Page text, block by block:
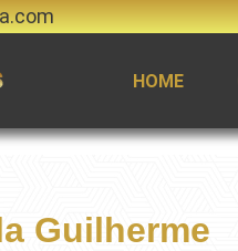
HOME
Guilherme